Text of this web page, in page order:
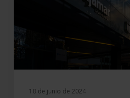
otorga
10 de junio de 2024